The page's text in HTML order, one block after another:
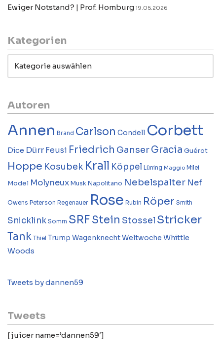
Ewiger Notstand? | Prof. Homburg 19.05.2026
Kategorien
Autoren
Annen Brand Carlson Condell Corbett
Dice Dürr Feusi Friedrich GanserGracia Guérot
Hoppe Kosubek Krall Köppel Lüning Maggio Milei
Model MolyneuxMuskNapolitano Nebelspalter Nef
Owens Peterson Regenauer Rose Rubin Röper Smith
Snicklink Somm SRFStein Stossel Stricker
Tank Thiel Trump WagenknechtWeltwoche Whittle
Woods
Tweets by dannen59
Tweets
[juicer name=’dannen59′]